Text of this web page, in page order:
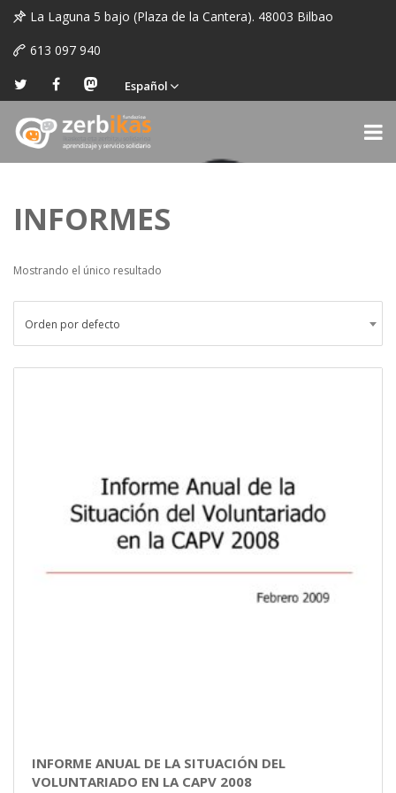
La Laguna 5 bajo (Plaza de la Cantera). 48003 Bilbao
613 097 940
Español
INFORMES
Mostrando el único resultado
Orden por defecto
INFORME ANUAL DE LA SITUACIÓN DEL
VOLUNTARIADO EN LA CAPV 2008